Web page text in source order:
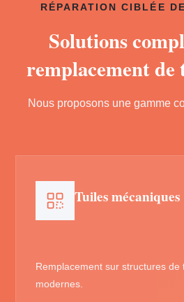
RÉPARATION CIBLÉE
Solutions
remplacement de
Nous proposons une gamme
Tuiles mécaniques
Remplacement sur structures de
modernes.